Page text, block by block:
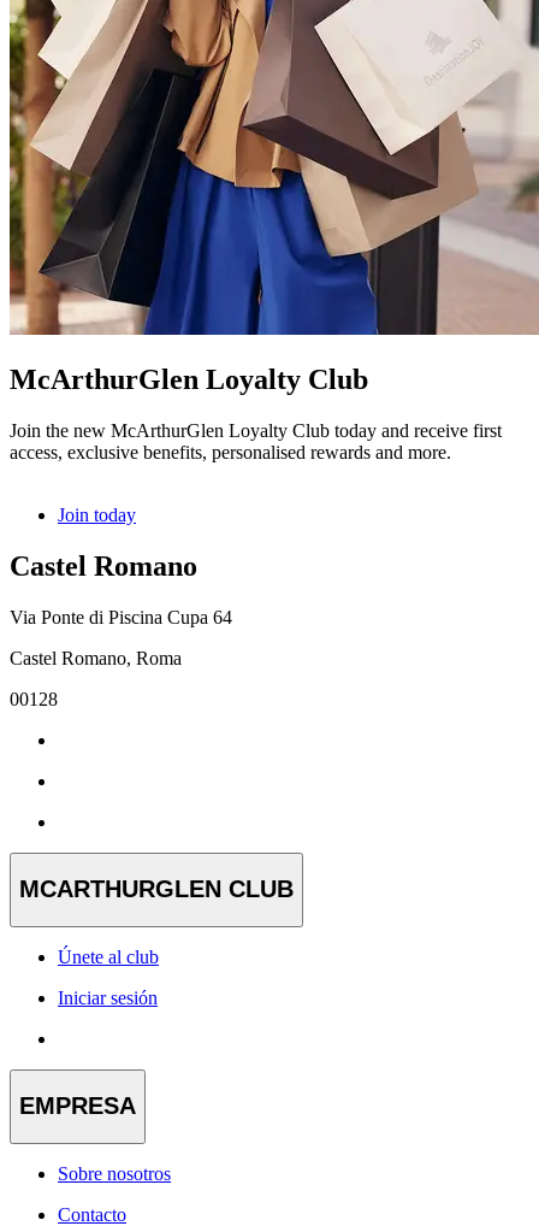
McArthurGlen Loyalty Club
Join the new McArthurGlen Loyalty Club today and receive first
access, exclusive benefits, personalised rewards and more.
Join today
Castel Romano
Via Ponte di Piscina Cupa 64
Castel Romano, Roma
00128
MCARTHURGLEN CLUB
Únete al club
Iniciar sesión
EMPRESA
Sobre nosotros
Contacto